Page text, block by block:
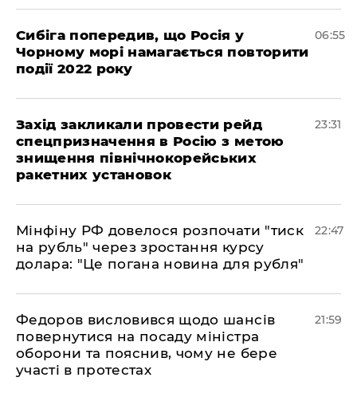
Сибіга попередив, що Росія у
Чорному морі намагається повторити
події 2022 року
06:55
​Захід закликали провести рейд
спецпризначення в Росію з метою
знищення північнокорейських
ракетних установок
23:31
​Мінфіну РФ довелося розпочати "тиск
на рубль" через зростання курсу
долара: "Це погана новина для рубля"
22:47
​Федоров висловився щодо шансів
повернутися на посаду міністра
оборони та пояснив, чому не бере
участі в протестах
21:59